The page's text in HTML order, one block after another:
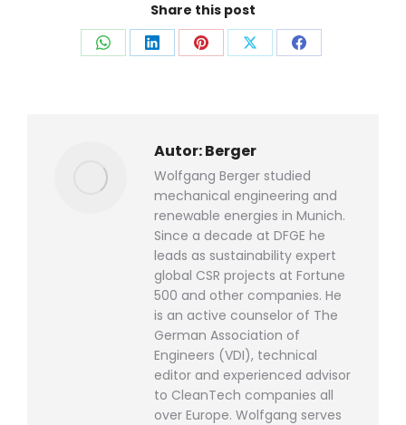
Share this post
Auf
Auf
Auf
Auf
Auf
Autor:Berger
Wolfgang Berger studied
mechanical engineering and
renewable energies in Munich.
Since a decade at DFGE he
leads as sustainability expert
global CSR projects at Fortune
500 and other companies. He
is an active counselor of The
German Association of
Engineers (VDI), technical
editor and experienced advisor
to CleanTech companies all
over Europe. Wolfgang serves